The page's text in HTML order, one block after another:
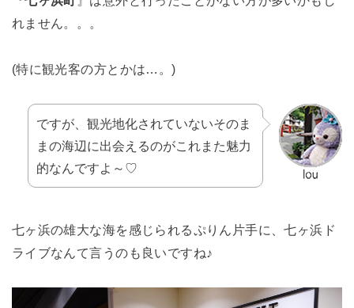
れません。。。
(特に観光客の方とかは…。)
ですが、観光地化されていないそのま
まの海辺に出会えるのがこれまた魅力
的なんですよ～♡
七ヶ浜の雄大な海を感じられるぷりん片手に、七ヶ浜ド
ライブなんて言うのも良いですね♪